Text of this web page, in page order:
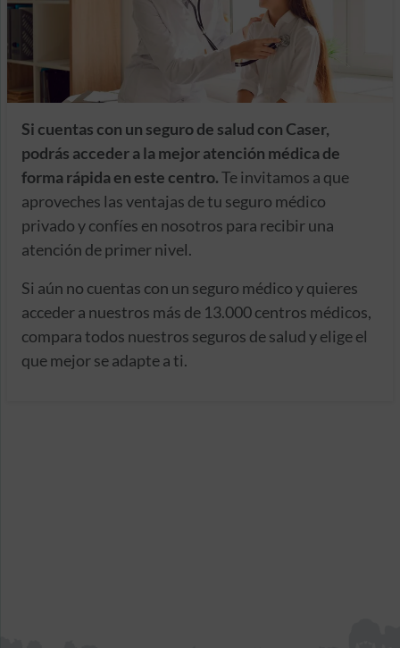
Si cuentas con un seguro de salud con Caser,
podrás acceder a la mejor atención médica de
forma rápida en este centro.Te invitamos a que
aproveches las ventajas de tu seguro médico
privado y confíes en nosotros para recibir una
atención de primer nivel.
Si aún no cuentas con un seguro médico y quieres
acceder a nuestros más de 13.000 centros médicos,
compara todos nuestros seguros de salud y elige el
que mejor se adapte a ti.